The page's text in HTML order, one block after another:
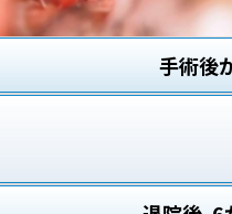
手術後